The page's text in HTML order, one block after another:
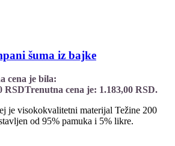
šuma iz bajke
cena je bila:
RSDTrenutna cena je: 1.183,00 RSD.
je visokokvalitetni materijal Težine 200
od 95% pamuka i 5% likre.